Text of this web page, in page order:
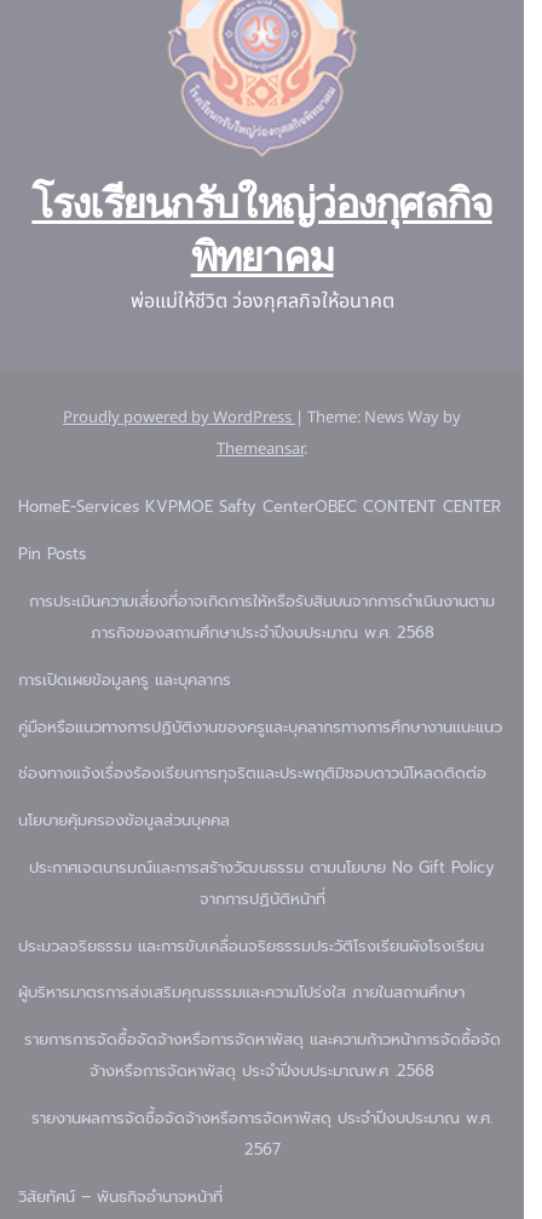
โรงเรียนกรับใหญ่ว่องกุศลกิจ
พิทยาคม
พ่อแม่ให้ชีวิต ว่องกุศลกิจให้อนาคต
Proudly powered by WordPress | Theme: News Way by
Themeansar.
HomeE-Services KVPMOE Safty CenterOBEC CONTENT CENTER
Pin Posts
การประเมินความเสี่ยงที่อาจเกิดการให้หรือรับสินบนจากการดำเนินงานตาม
ภารกิจของสถานศึกษาประจำปีงบประมาณ พ.ศ. 2568
การเปิดเผยข้อมูลครู และบุคลากร
คู่มือหรือแนวทางการปฏิบัติงานของครูและบุคลากรทางการศึกษางานแนะแนว
ช่องทางแจ้งเรื่องร้องเรียนการทุจริตและประพฤติมิชอบดาวน์โหลดติดต่อ
นโยบายคุ้มครองข้อมูลส่วนบุคคล
ประกาศเจตนารมณ์และการสร้างวัฒนธรรม ตามนโยบาย No Gift Policy
จากการปฏิบัติหน้าที่
ประมวลจริยธรรม และการขับเคลื่อนจริยธรรมประวัติโรงเรียนผังโรงเรียน
ผู้บริหารมาตรการส่งเสริมคุณธรรมและความโปร่งใส ภายในสถานศึกษา
รายการการจัดซื้อจัดจ้างหรือการจัดหาพัสดุ และความก้าวหน้าการจัดซื้อจัด
จ้างหรือการจัดหาพัสดุ ประจำปีงบประมาณพ.ศ .2568
รายงานผลการจัดซื้อจัดจ้างหรือการจัดหาพัสดุ ประจำปีงบประมาณ พ.ศ.
2567
วิสัยทัศน์ – พันธกิจอำนาจหน้าที่